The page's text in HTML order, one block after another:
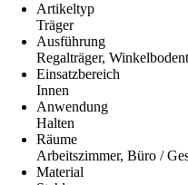
Artikeltyp
Träger
Ausführung
Regalträger,
Einsatzbereich
Innen
Anwendung
Halten
Räume
Arbeitszimmer, Büro /
Material